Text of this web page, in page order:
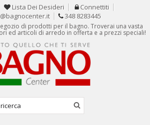
Lista Dei Desideri
Connettiti
348 8283445
di prodotti per il bagno. Troverai una vasta
ed articoli di arredo in offerta e a prezzi speciali!